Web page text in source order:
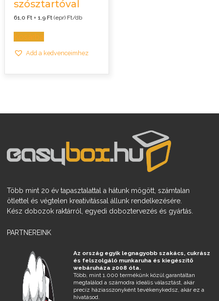
szósztartóval
61,0Ft + 1,9Ft (epr) Ft/db
Kosárba
Add a kedvenceimhez
Több mint 20 év tapasztalattal a hátunk mögött, számtalan
ötlettel és végtelen kreativitással állunk rendelkezésére.
Kész dobozok raktárról, egyedi doboztervezés és gyártás.
PARTNEREINK
Az ország egyik legnagyobb szakács, cukrász
és felszolgáló munkaruha és kiegészítő
webáruháza 2008 óta.
Több, mint 1.000 termékünk közül garantáltan
megtalálod a számodra ideális választást, akár
precíz háziasszonyként tevékenykedsz, akár ez a
hivatásod.